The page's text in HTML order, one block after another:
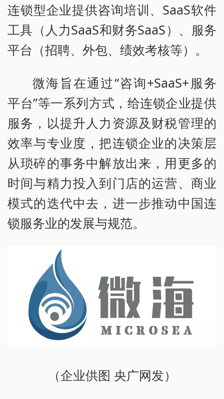
连锁型企业提供咨询培训、SaaS软件
工具（人力SaaS和财务SaaS）、服务
平台（招聘、外包、绩效考核等）。
微海旨在通过“咨询+SaaS+服务
平台”等一系列方式，给连锁企业提供
服务，以提升人力资源及财税管理的
效率与专业度，把连锁企业的决策层
从琐碎的事务中解放出来，用更多的
时间与精力投入到门店的运营、商业
模式的迭代中去，进一步推动中国连
锁服务业的发展与规范。
（企业供图 央广网发）